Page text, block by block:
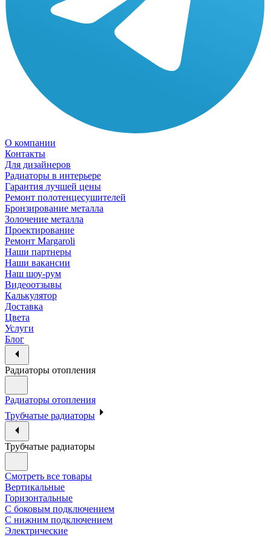
О компании
Контакты
Для дизайнеров
Радиаторы в интерьере
Гарантия лучшей цены
Ремонт полотенцесушителей
Бронзирование металла
Золочение металла
Проектирование
Ремонт Margaroli
Наши партнеры
Наши вакансии
Наш шоу-рум
Видеоотзывы
Калькулятор
Доставка
Цвета
Услуги
Блог
Радиаторы отопления
Радиаторы отопления
Трубчатые радиаторы
Трубчатые радиаторы
Смотреть все товары
Вертикальные
Горизонтальные
С боковым подключением
С нижним подключением
Электрические